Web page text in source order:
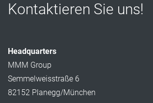
Kontaktieren Sie uns!
Headquarters
MMM Group
Semmelweisstraße 6
82152 Planegg/München